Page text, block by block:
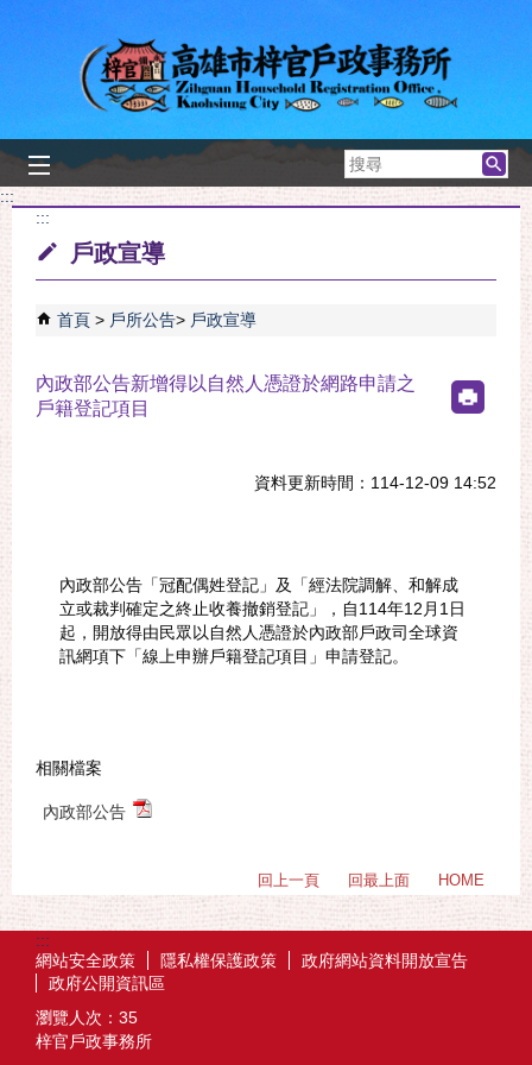
搜
尋
:::
:::
戶政宣導
首頁 戶所公告 戶政宣導
內政部公告新增得以自然人憑證於網路申請之
戶籍登記項目
資料更新時間：114-12-09 14:52
內政部公告「冠配偶姓登記」及「經法院調解、和解成
立或裁判確定之終止收養撤銷登記」，自114年12月1日
起，開放得由民眾以自然人憑證於內政部戶政司全球資
訊網項下「線上申辦戶籍登記項目」申請登記。
相關檔案
內政部公告
回上一頁 回最上面 HOME
:::
網站安全政策
隱私權保護政策
政府網站資料開放宣告
政府公開資訊區
瀏覽人次： 35
梓官戶政事務所